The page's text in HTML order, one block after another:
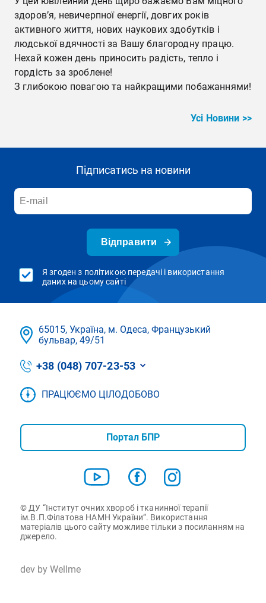
здоров’я, невичерпної енергії, довгих років
активного життя, нових наукових здобутків і
людської вдячності за Вашу благородну працю.
Нехай кожен день приносить радість, тепло і
гордість за зроблене!
З глибокою повагою та найкращими побажаннями!
Усі Новини >>
Підписатись на новини
Відправити
Я згоден з політикою передачі і використання
даних на цьому сайті
65015, Україна, м. Одеса, Французький
бульвар, 49/51
+38 (048) 707-23-53
ПРАЦЮЄМО ЦІЛОДОБОВО
Портал БПР
© ДУ “Інститут очних хвороб і тканинної терапії
ім.В.П.Філатова НАМН України”. Використання
матеріалів цього сайту можливе тільки з посиланням на
джерело.
dev by Wellme